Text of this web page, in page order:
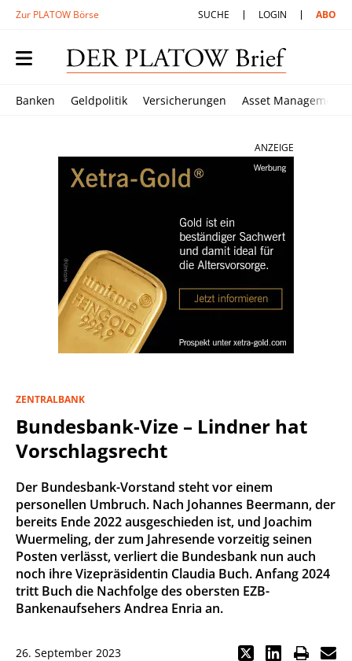
Zur PLATOW Börse SUCHE LOGIN ABO
Banken Geldpolitik Versicherungen Asset Management
ANZEIGE
ZENTRALBANK
Bundesbank-Vize – Lindner hat
Vorschlagsrecht
Der Bundesbank-Vorstand steht vor einem
personellen Umbruch. Nach Johannes Beermann, der
bereits Ende 2022 ausgeschieden ist, und Joachim
Wuermeling, der zum Jahresende vorzeitig seinen
Posten verlässt, verliert die Bundesbank nun auch
noch ihre Vizepräsidentin Claudia Buch. Anfang 2024
tritt Buch die Nachfolge des obersten EZB-
Bankenaufsehers Andrea Enria an.
26. September 2023